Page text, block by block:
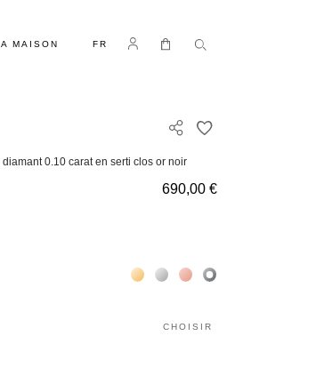
MAISON FR Se connecter
Mon panier
0.10 carat en serti clos or noir
690,00 €
Жёлтое золото 18К
Белое золото 18К
Розовое золото 18К
Чёрное золото 18К
CHOISIR